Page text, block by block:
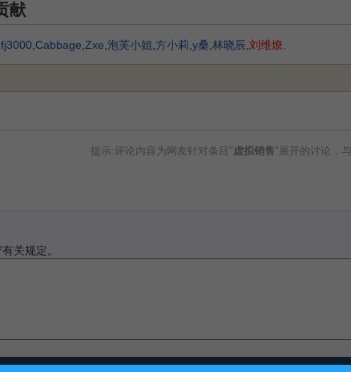
献
,Cabbage,Zxe,泡芙小姐,方小莉,y桑,林晓辰,刘维燎.
提示:评论内容为网友针对条目" 虚拟销售"展开的讨论，
关规定。